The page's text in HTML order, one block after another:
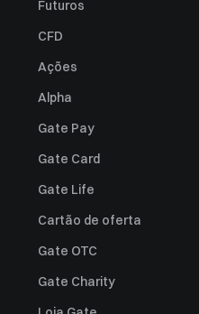
Futuros
CFD
Ações
Alpha
Gate Pay
Gate Card
Gate Life
Cartão de oferta
Gate OTC
Gate Charity